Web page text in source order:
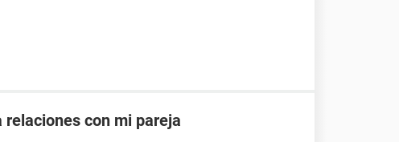
con mi pareja